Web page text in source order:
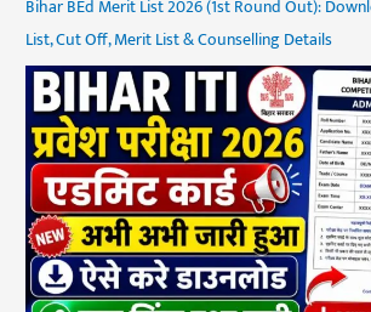
Bihar BEd Merit List 2026 (1st Round Out):
List, Cut Off, Merit List & Counselling Details